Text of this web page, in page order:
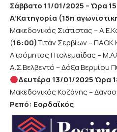
Σάββατο 11/01/2025 – Ώρα
Α’Κατηγορία (15η
Μακεδονικός Σιάτιστας –
(16:00)Τιτάν Σερβίων – ΠΑΟΚ
Ατρόμητος Πτολεμαΐδας –
Α.Σ.Βελβεντό – Δόξα Βερμίου
Δευτέρα 13/01/2025 Ώρα
Μακεδονικός Κοζάνης –
Ρεπό: Εορδαϊκός